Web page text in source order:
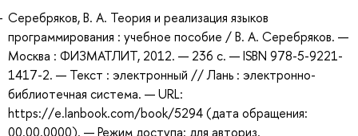
Серебряков, В. А. Теория и реализация языков
программирования : учебное пособие / В. А. Серебряков. —
Москва : ФИЗМАТЛИТ, 2012. — 236 с. — ISBN 978-5-9221-
1417-2. — Текст : электронный // Лань : электронно-
библиотечная система. — URL:
https://e.lanbook.com/book/5294 (дата обращения:
00.00.0000). — Режим доступа: для авториз.